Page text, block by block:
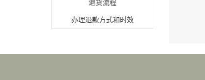
退货流程
办理退款方式和时效